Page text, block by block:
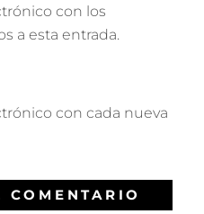
con los
a esta entrada.
con cada nueva